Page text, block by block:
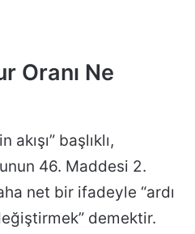
Oranı Ne
başlıklı,
46. Maddesi 2.
net bir ifadeyle “ardı
demektir.